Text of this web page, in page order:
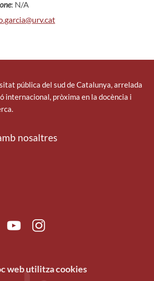
: N/A
pública del sud de Catalunya, arrelada
internacional, pròxima en la docència i
nosaltres
YoutubeInstagram
web utilitza cookies